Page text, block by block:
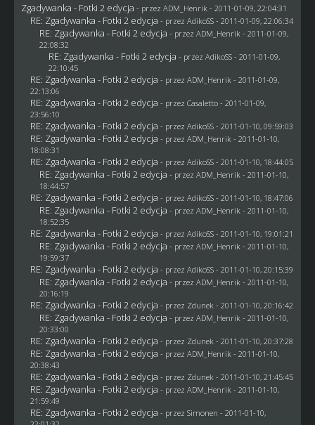
Zgadywanka - Fotki 2 edycja - przez ADM_Henrik - 2011-01-09, 22:04:31
RE: Zgadywanka - Fotki 2 edycja - przez AdikoSS - 2011-01-09, 22:06:34
RE: Zgadywanka - Fotki 2 edycja - przez ADM_Henrik - 2011-01-09,
22:08:32
RE: Zgadywanka - Fotki 2 edycja - przez AdikoSS - 2011-01-09,
22:10:45
RE: Zgadywanka - Fotki 2 edycja - przez ADM_Henrik - 2011-01-09,
22:13:06
RE: Zgadywanka - Fotki 2 edycja - przez Casaletto- 2011-01-09,
23:56:10
RE: Zgadywanka - Fotki 2 edycja - przez AdikoSS - 2011-01-10, 09:59:03
RE: Zgadywanka - Fotki 2 edycja - przez ADM_Henrik - 2011-01-10,
18:08:31
RE: Zgadywanka - Fotki 2 edycja - przez AdikoSS - 2011-01-10, 18:44:05
RE: Zgadywanka - Fotki 2 edycja - przez ADM_Henrik - 2011-01-10,
18:44:57
RE: Zgadywanka - Fotki 2 edycja - przez AdikoSS - 2011-01-10, 18:47:06
RE: Zgadywanka - Fotki 2 edycja - przez ADM_Henrik - 2011-01-10,
18:52:35
RE: Zgadywanka - Fotki 2 edycja - przez AdikoSS - 2011-01-10, 19:01:21
RE: Zgadywanka - Fotki 2 edycja - przez ADM_Henrik - 2011-01-10,
19:59:37
RE: Zgadywanka - Fotki 2 edycja - przez AdikoSS - 2011-01-10, 20:15:39
RE: Zgadywanka - Fotki 2 edycja - przez ADM_Henrik - 2011-01-10,
20:16:19
RE: Zgadywanka - Fotki 2 edycja - przez Zdunek - 2011-01-10, 20:16:42
RE: Zgadywanka - Fotki 2 edycja - przez ADM_Henrik - 2011-01-10,
20:33:00
RE: Zgadywanka - Fotki 2 edycja - przez Zdunek - 2011-01-10, 20:37:28
RE: Zgadywanka - Fotki 2 edycja - przez ADM_Henrik - 2011-01-10,
20:38:43
RE: Zgadywanka - Fotki 2 edycja - przez Zdunek - 2011-01-10, 21:45:45
RE: Zgadywanka - Fotki 2 edycja - przez ADM_Henrik - 2011-01-10,
21:59:49
RE: Zgadywanka - Fotki 2 edycja - przez Simonen - 2011-01-10,